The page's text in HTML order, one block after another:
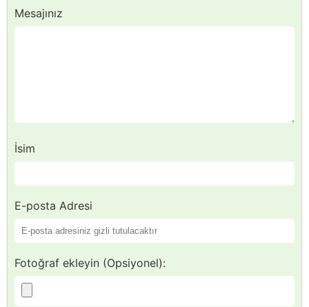
Mesajınız
İsim
E-posta Adresi
Fotoğraf ekleyin (Opsiyonel):